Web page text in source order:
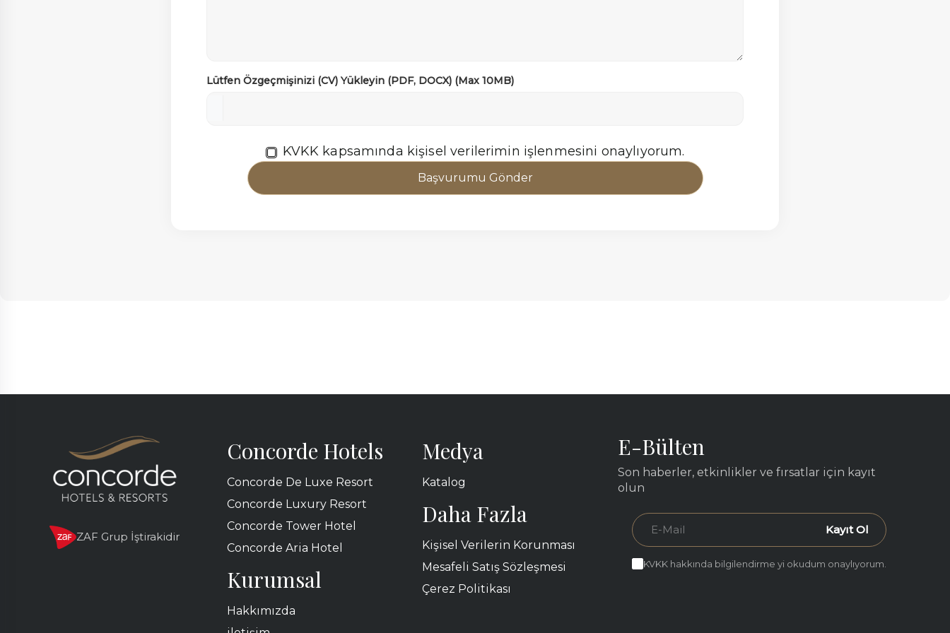
Lütfen Özgeçmişinizi (CV) Yükleyin (PDF, DOCX) (Max 10MB)
KVKK kapsamında kişisel verilerimin işlenmesini onaylıyorum.
Başvurumu Gönder
ZAF Grup İştirakidir
Concorde Hotels
Concorde De Luxe Resort
Concorde Luxury Resort
Concorde Tower Hotel
Concorde Aria Hotel
Kurumsal
Hakkımızda
Medya
Katalog
Daha Fazla
Kişisel Verilerin Korunması
Mesafeli Satış Sözleşmesi
Çerez Politikası
E-Bülten
Son haberler, etkinlikler ve fırsatlar için kayıt
olun
Kayıt Ol
KVKK hakkında bilgilendirme yi okudum onaylıyorum.